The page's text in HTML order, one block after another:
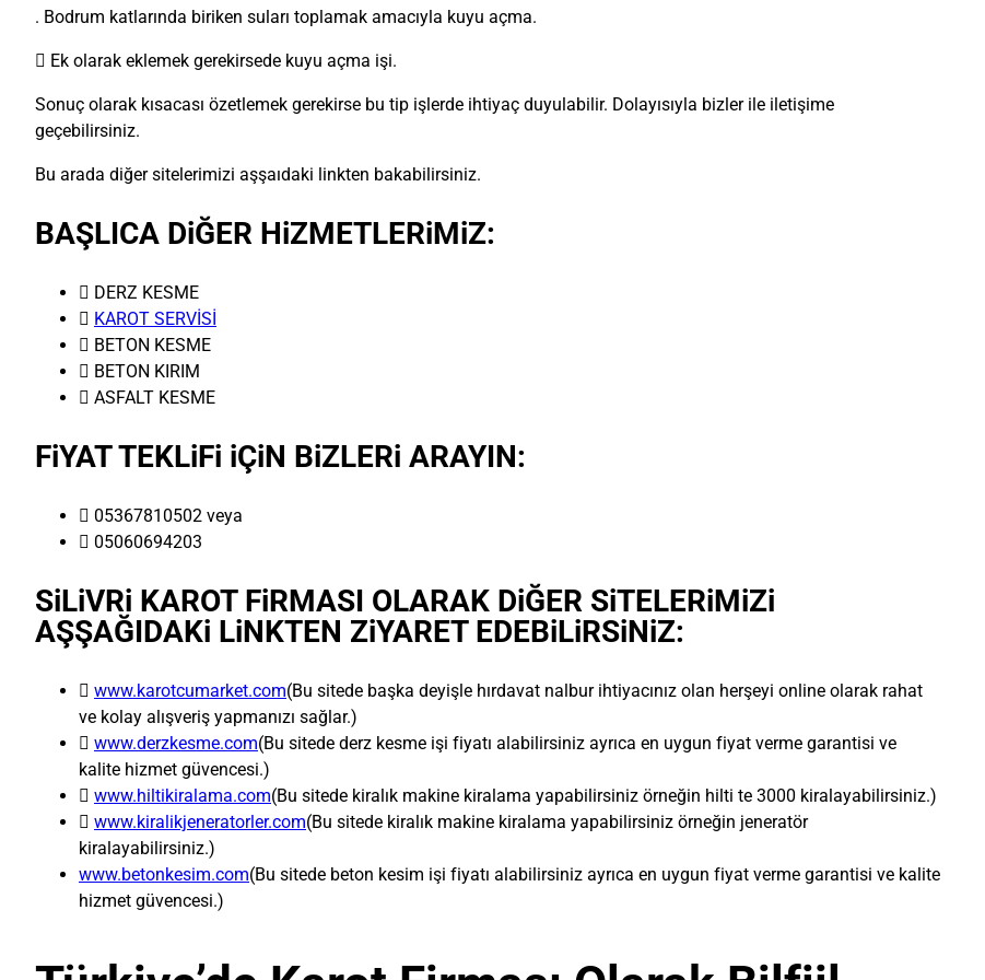
. Bodrum katlarında biriken suları toplamak amacıyla kuyu açma.
 Ek olarak eklemek gerekirsede kuyu açma işi.
Sonuç olarak kısacası özetlemek gerekirse bu tip işlerde ihtiyaç duyulabilir. Dolayısıyla bizler ile iletişime
geçebilirsiniz.
Bu arada diğer sitelerimizi aşşaıdaki linkten bakabilirsiniz.
BAŞLICA DiĞER HiZMETLERiMiZ:
 DERZ KESME
 KAROT SERVİSİ
 BETON KESME
 BETON KIRIM
 ASFALT KESME
FiYAT TEKLiFi iÇiN BiZLERi ARAYIN:
 05367810502 veya
 05060694203
SiLiVRi KAROT FiRMASI OLARAK DiĞER SiTELERiMiZi
AŞŞAĞIDAKi LiNKTEN ZiYARET EDEBiLiRSiNiZ:
 www.karotcumarket.com(Bu sitede başka deyişle hırdavat nalbur ihtiyacınız olan herşeyi online olarak rahat
ve kolay alışveriş yapmanızı sağlar.)
 www.derzkesme.com(Bu sitede derz kesme işi fiyatı alabilirsiniz ayrıca en uygun fiyat verme garantisi ve
kalite hizmet güvencesi.)
 www.hiltikiralama.com(Bu sitede kiralık makine kiralama yapabilirsiniz örneğin hilti te 3000 kiralayabilirsiniz.)
 www.kiralikjeneratorler.com(Bu sitede kiralık makine kiralama yapabilirsiniz örneğin jeneratör
kiralayabilirsiniz.)
www.betonkesim.com(Bu sitede beton kesim işi fiyatı alabilirsiniz ayrıca en uygun fiyat verme garantisi ve kalite
hizmet güvencesi.)